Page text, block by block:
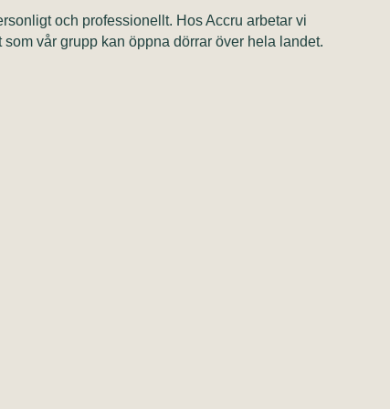
och professionellt. Hos Accru arbetar vi
vår grupp kan öppna dörrar över hela landet.